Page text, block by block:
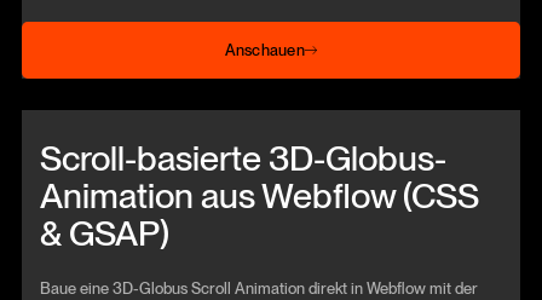
Anschauen
Anschauen
Scroll-basierte 3D-Globus-
Animation aus Webflow (CSS
& GSAP)
Baue eine 3D-Globus Scroll Animation direkt in Webflow mit der